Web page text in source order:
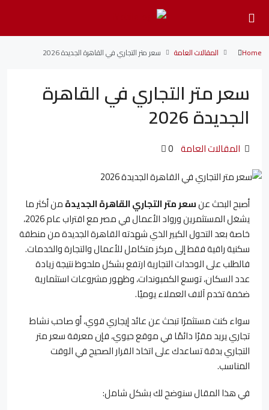
Home المقالات العامة سعر متر التجاري في القاهرة الجديدة 2026
سعر متر التجاري في القاهرة
الجديدة 2026
المقالات العامة 0
أصبح البحث عنسعر متر التجاري القاهرة الجديدةمن أكثر ما
يشغل المستثمرين ورواد الأعمال في مصر مع اقتراب عام 2026،
خاصة بعد التحول الكبير الذي شهدته القاهرة الجديدة من منطقة
سكنية راقية فقط إلى مركز متكامل للأعمال والتجارة والخدمات.
فالطلب على الوحدات التجارية ارتفع بشكل ملحوظ نتيجة زيادة
عدد السكان، توسع الكمبوندات، وظهور مشروعات استثمارية
ضخمة تخدم آلاف العملاء يوميًا.
سواء كنت مستثمرًا تبحث عن عائد إيجاري قوي، أو صاحب نشاط
تجاري يريد مقرًا دائمًا في موقع حيوي، فإن معرفة سعر متر
التجاري بدقة تساعدك على اتخاذ القرار الصحيح في الوقت
المناسب.
في هذا المقال سنوضح لك بشكل شامل: